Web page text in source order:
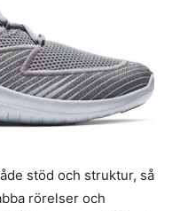
stöd och struktur, så
rörelser och